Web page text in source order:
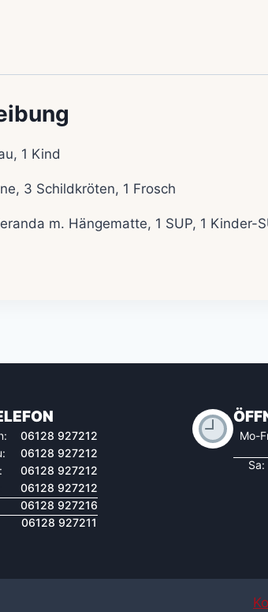
1 Kind
3 Schildkröten, 1 Frosch
m. Hängematte, 1 SUP, 1
06128 927212
06128 927212
06128 927212
06128 927212
06128 927216
06128 927211
Mo-
Sa: